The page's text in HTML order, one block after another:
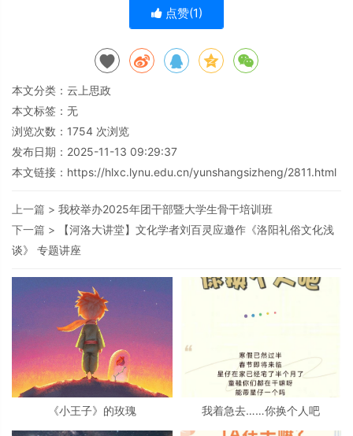
点赞(1)
本文分类： 云上思政
本文标签：无
浏览次数： 1754 次浏览
发布日期：2025-11-13 09:29:37
本文链接： https://hlxc.lynu.edu.cn/yunshangsizheng/2811.html
上一篇 > 我校举办2025年团干部暨大学生骨干培训班
下一篇 >
【河洛大讲堂】文化学者刘百灵应邀作《洛阳礼俗文化浅
谈》 专题讲座
《小王子》的玫瑰 我着急去……你换个人吧